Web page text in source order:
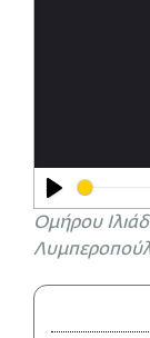
Play
Ομήρου